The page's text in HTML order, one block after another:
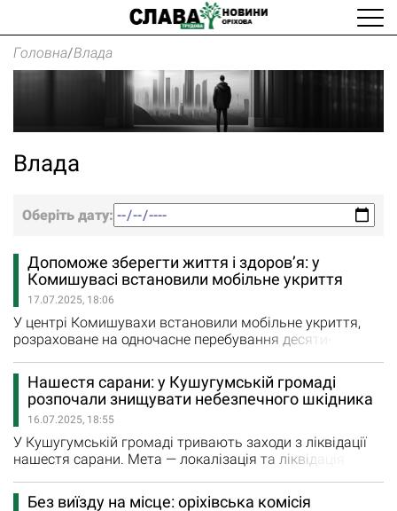
Головна/Влада
Влада
Оберіть дату:
Допоможе зберегти життя і здоров’я: у
Комишувасі встановили мобільне укриття
17.07.2025, 18:06
У центрі Комишувахи встановили мобільне укриття,
розраховане на одночасне перебування десяти-
співпраці між Запорізькою обласною організацією
Товариства Червоного Хреста України і
Комишуваською селищною радою. «Укриття здатне
захистити від обстрілів з різних видів озброєння,
зокрема реактивних систем…
Нашестя сарани: у Кушугумській громаді
розпочали знищувати небезпечного шкідника
16.07.2025, 18:55
У Кушугумській громаді тривають заходи з ліквідації
нашестя сарани. Мета — локалізація та ліквідація
врожаю. До усіх бід воєнного часу на території
Без виїзду на місце: оріхівська комісія